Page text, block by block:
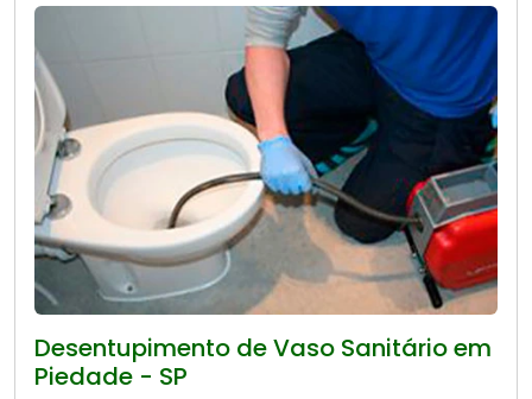
Desentupimento de Vaso Sanitário em
Piedade - SP